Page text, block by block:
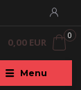
Menu
0
0,00 EUR